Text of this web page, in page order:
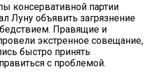
консервативной партии
Луну объявить загрязнение
Правящие и
экстренное совещание,
быстро принять
с проблемой.